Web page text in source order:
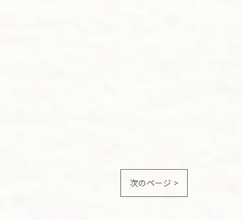
次のページ >